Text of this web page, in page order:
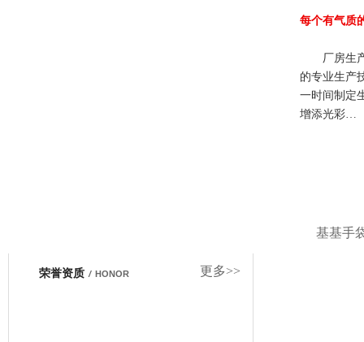
每个有气质
厂房生
的专业生产
一时间制定
增添光彩…
基基手
更多>>
荣誉资质 / HONOR